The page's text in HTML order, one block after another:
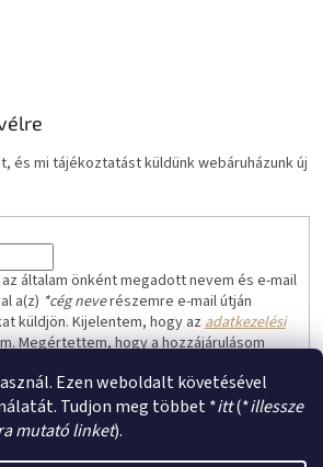
Ezen weboldalt követésével
Tudjon meg többet *itt(*illessze
mutató linket).
és mi tájékoztatást küldünk webáruházunk új
általam önként megadott nevem és e-mail
a(z) *cég neverészemre e-mail útján
küldjön. Kijelentem, hogy azadatkezelési
Megértettem, hogy a hozzájárulásom